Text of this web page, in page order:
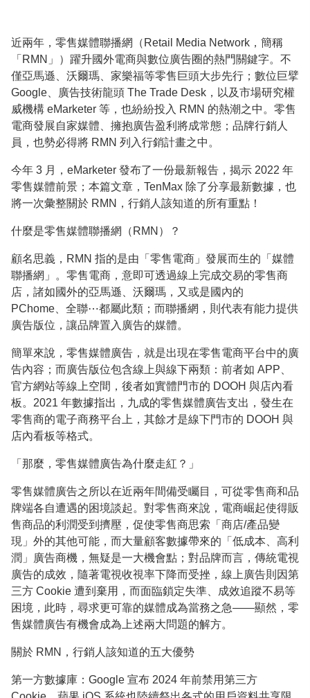
近兩年，零售媒體聯播網（Retail Media Network，簡稱
「RMN」）躍升國外電商與數位廣告圈的熱門關鍵字。不
僅亞馬遜、沃爾瑪、家樂福等零售巨頭大步先行；數位巨擘
Google、廣告技術龍頭 The Trade Desk，以及市場研究權
威機構 eMarketer 等，也紛紛投入 RMN 的熱潮之中。零售
電商發展自家媒體、擁抱廣告盈利將成常態；品牌行銷人
員，也勢必得將 RMN 列入行銷計畫之中。
今年 3 月，eMarketer 發布了一份最新報告，揭示 2022 年
零售媒體前景；本篇文章，TenMax 除了分享最新數據，也
將一次彙整關於 RMN，行銷人該知道的所有重點！
什麼是零售媒體聯播網（RMN）？
顧名思義，RMN 指的是由「零售電商」發展而生的「媒體
聯播網」。零售電商，意即可透過線上完成交易的零售商
店，諸如國外的亞馬遜、沃爾瑪，又或是國內的
PChome、全聯⋯都屬此類；而聯播網，則代表有能力提供
廣告版位，讓品牌置入廣告的媒體。
簡單來說，零售媒體廣告，就是出現在零售電商平台中的廣
告內容；而廣告版位包含線上與線下兩類：前者如 APP、
官方網站等線上空間，後者如實體門市的 DOOH 與店內看
板。2021 年數據指出，九成的零售媒體廣告支出，發生在
零售商的電子商務平台上，其餘才是線下門市的 DOOH 與
店內看板等格式。
「那麼，零售媒體廣告為什麼走紅？」
零售媒體廣告之所以在近兩年間備受矚目，可從零售商和品
牌端各自遭遇的困境談起。對零售商來說，電商崛起使得販
售商品的利潤受到擠壓，促使零售商思索「商店/產品變
現」外的其他可能，而大量顧客數據帶來的「低成本、高利
潤」廣告商機，無疑是一大機會點；對品牌而言，傳統電視
廣告的成效，隨著電視收視率下降而受挫，線上廣告則因第
三方 Cookie 遭到棄用，而面臨鎖定失準、成效追蹤不易等
困境，此時，尋求更可靠的媒體成為當務之急——顯然，零
售媒體廣告有機會成為上述兩大問題的解方。
關於 RMN，行銷人該知道的五大優勢
第一方數據庫：Google 宣布 2024 年前禁用第三方